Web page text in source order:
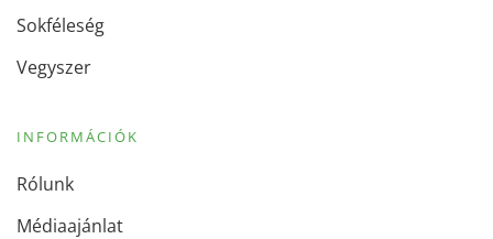
Sokféleség
Vegyszer
INFORMÁCIÓK
Rólunk
Médiaajánlat